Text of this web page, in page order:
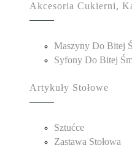
Akcesoria Cukierni,
Maszyny Do Bitej
Syfony Do Bitej
Artykuły Stołowe
Sztućce
Zastawa Stołowa